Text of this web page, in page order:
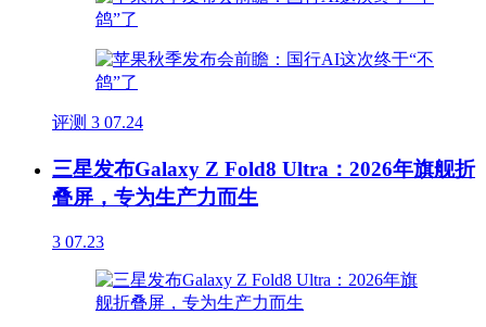
评测 3 07.24
三星发布Galaxy Z Fold8 Ultra：2026年旗舰折
叠屏，专为生产力而生
3 07.23